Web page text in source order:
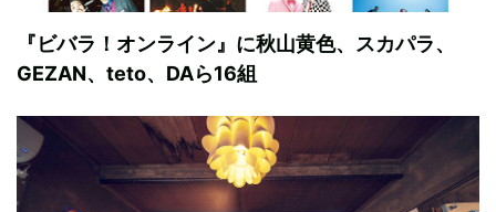
『ビバラ！オンライン』に秋山黄色、スカパラ、
GEZAN、teto、DAら16組